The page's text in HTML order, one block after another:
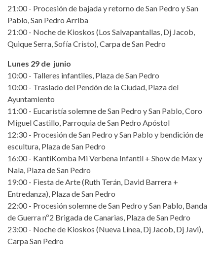
21:00 - Procesión de bajada y retorno de San Pedro y San
Pablo, San Pedro Arriba
21:00 - Noche de Kioskos (Los Salvapantallas, Dj Jacob,
Quique Serra, Sofía Cristo), Carpa de San Pedro
Lunes 29 de junio
10:00 - Talleres infantiles, Plaza de San Pedro
10:00 - Traslado del Pendón de la Ciudad, Plaza del
Ayuntamiento
11:00 - Eucaristía solemne de San Pedro y San Pablo, Coro
Miguel Castillo, Parroquia de San Pedro Apóstol
12:30 - Procesión de San Pedro y San Pablo y bendición de
escultura, Plaza de San Pedro
16:00 - KantiKomba Mi Verbena Infantil + Show de Max y
Nala, Plaza de San Pedro
19:00 - Fiesta de Arte (Ruth Terán, David Barrera +
Entredanza), Plaza de San Pedro
22:00 - Procesión solemne de San Pedro y San Pablo, Banda
de Guerra nº2 Brigada de Canarias, Plaza de San Pedro
23:00 - Noche de Kioskos (Nueva Línea, Dj Jacob, Dj Javi),
Carpa San Pedro